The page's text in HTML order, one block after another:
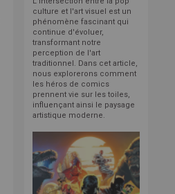
culture et l'art visuel est un
phénomène fascinant qui
continue d'évoluer,
transformant notre
perception de l'art
traditionnel. Dans cet article,
nous explorerons comment
les héros de comics
prennent vie sur les toiles,
influençant ainsi le paysage
artistique moderne.